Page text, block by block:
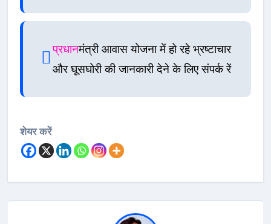
प्रधानमंत्री आवास योजना में हो रहे भ्रष्टाचार
और घूसघोरी की जानकारी देने के लिए संपर्क रें
शेयर करें